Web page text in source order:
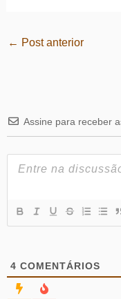
← Post anterior
Assine para receber
4 COMENTÁRIOS